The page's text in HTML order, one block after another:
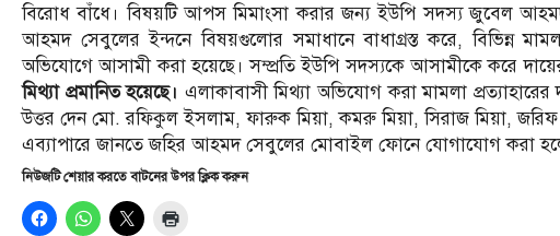
বিরোধ বাঁধে। বিষয়টি আপস মিমাংসা করার জন্য ইউপি সদস্য জুবেল আহমদ
আহমদ সেবুলের ইন্দনে বিষয়গুলোর সমাধানে বাধাগ্রস্ত করে, বিভিন্ন
অভিযোগে আসামী করা হয়েছে। সম্প্রতি ইউপি সদস্যকে আসামীকে করে
মিথ্যা প্রমানিত হয়েছে। এলাকাবাসী মিথ্যা অভিযোগ করা মামলা প্রত্যাহারের
উত্তর দেন মো. রফিকুল ইসলাম, ফারুক মিয়া, কমরু মিয়া, সিরাজ মিয়া, জরিফ
এব্যাপারে জানতে জহির আহমদ সেবুলের মোবাইল ফোনে যোগাযোগ করা
নিউজটি শেয়ার করতে বাটনের উপর ক্লিক করুন